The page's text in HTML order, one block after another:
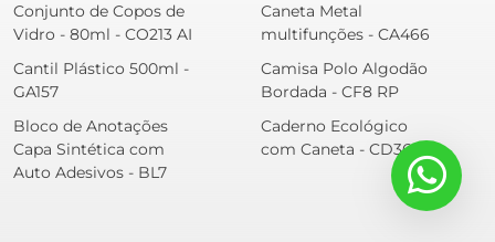
Conjunto de Copos de
Vidro - 80ml - CO213 AI
Cantil Plástico 500ml -
GA157
Bloco de Anotações
Capa Sintética com
Auto Adesivos - BL7
Caneta Metal
multifunções - CA466
Camisa Polo Algodão
Bordada - CF8 RP
Caderno Ecológico
com Caneta - CD36 AI